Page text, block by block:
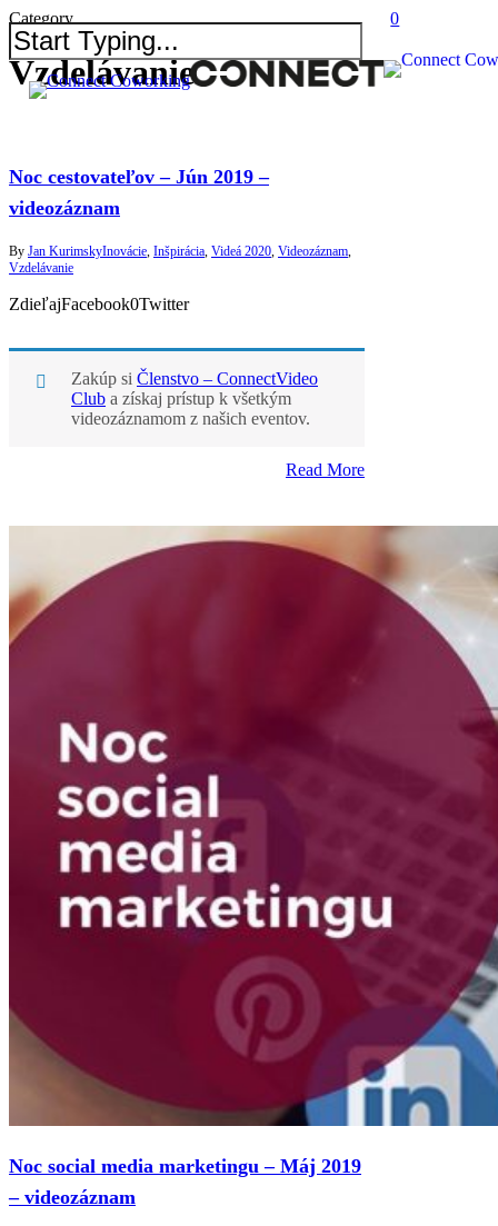
0
Category
Vzdelávanie
Noc cestovateľov – Jún 2019 –
videozáznam
By Jan KurimskyInovácie, Inšpirácia, Videá 2020, Videozáznam,
Vzdelávanie
ZdieľajFacebook0Twitter
Zakúp si Členstvo – ConnectVideo
Club a získaj prístup k všetkým
videozáznamom z našich eventov.
Read More
Noc social media marketingu – Máj 2019
– videozáznam